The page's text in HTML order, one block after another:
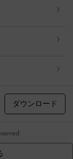
ダウンロード